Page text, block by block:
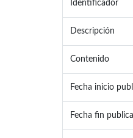
Identificador
Descripción
Contenido
Fecha inicio
Fecha fin